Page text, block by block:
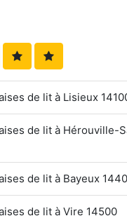
de lit à Lisieux
de lit à Hérouville-
de lit à Bayeux
de lit à Vire 14500